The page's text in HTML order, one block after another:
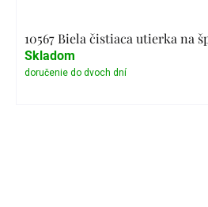
10567 Biela čistiaca utierka na
Skladom